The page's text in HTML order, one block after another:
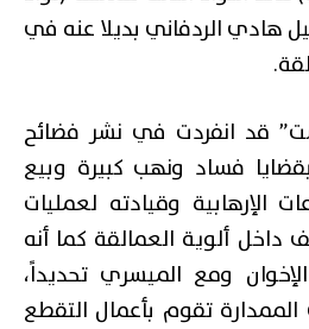
هادي الردفاني بديلا عنه في
قد انفردت في نشر فضائح
فساد ونهب كبيرة وبيع
الإرهابية وقيادته لعمليات
داخل ألوية العمالقة كما أنه
ومع الميسري تحديداً،
تقوم بأعمال التقطع